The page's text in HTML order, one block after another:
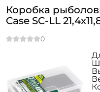
Коробка
Case SC-LL
Придумайте пароль: *
Повторите пароль: *
Заполняя данную форму